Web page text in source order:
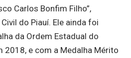
Carlos Bonfim Filho”,
do Piauí. Ele ainda foi
da Ordem Estadual do
2018, e com a Medalha Mérito